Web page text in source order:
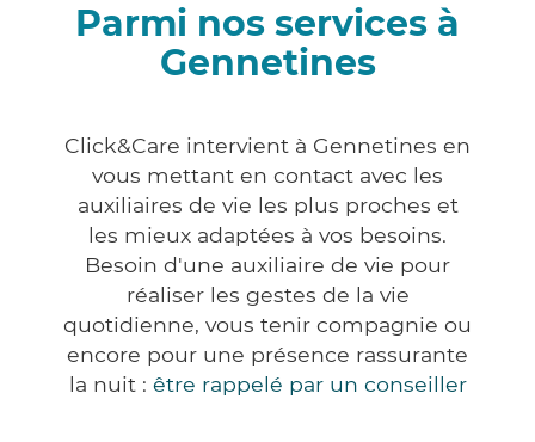
Parmi nos services à
Gennetines
Click&Care intervient à Gennetines en
vous mettant en contact avec les
auxiliaires de vie les plus proches et
les mieux adaptées à vos besoins.
Besoin d'une auxiliaire de vie pour
réaliser les gestes de la vie
quotidienne, vous tenir compagnie ou
encore pour une présence rassurante
la nuit : être rappelé par un conseiller